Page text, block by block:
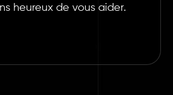
heureux de vous aider.